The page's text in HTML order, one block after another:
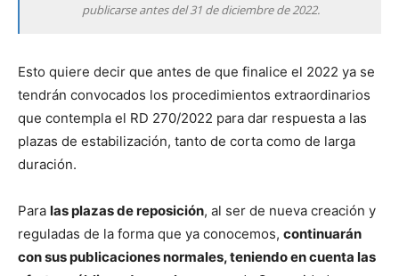
publicarse antes del 31 de diciembre de 2022.
Esto quiere decir que antes de que finalice el 2022 ya se
tendrán convocados los procedimientos extraordinarios
que contempla el RD 270/2022 para dar respuesta a las
plazas de estabilización, tanto de corta como de larga
duración.
Para las plazas de reposición, al ser de nueva creación y
reguladas de la forma que ya conocemos, continuarán
con sus publicaciones normales, teniendo en cuenta las